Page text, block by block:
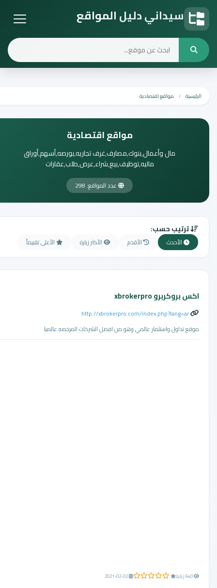
سيداني دليل المواقع
دليل المواقع
الرئيسية مواقع اقتصادية
مواقع اقتصادية
مال وأعمال,بنوك,مصارف,غرف تجاريه,بورصه,أسهم,أوراق
ماليه,توظيف,بيع,شراء,عرض,طلب,عقارات
عدد المواقع: 298
ترتيب حسب:
الأحدث الأقدم الأكثر زيارة الأعلى تقييماً
اكس بروكربرو xbrokerpro
http://xbrokerpro.com/index.php?lang=ar
موقع تداول واستثمار عالمي وهو من افضل الشركات المرخصه عالميا
0.0 من 5 نجوم
2021-02-02